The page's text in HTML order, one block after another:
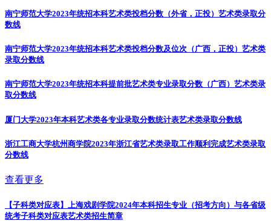
南宁师范大学2023年统招本科艺术类投档分数（外省，正投） 艺术类录取分
数线
南宁师范大学2023年统招本科艺术类投档分数及位次（广西，正投） 艺术类
录取分数线
南宁师范大学2023年统招本科提前批艺术类专业录取分数（广西） 艺术类录
取分数线
厦门大学2023年本科艺术类各专业录取分数统计表艺术类录取分数线
浙江工商大学杭州商学院2023年浙江省艺术类录取工作顺利完成艺术类录取
分数线
查看更多
【子科类对应表】上海戏剧学院2024年本科招生专业（招考方向）与各省级
统考子科类对应表艺术类招生简章